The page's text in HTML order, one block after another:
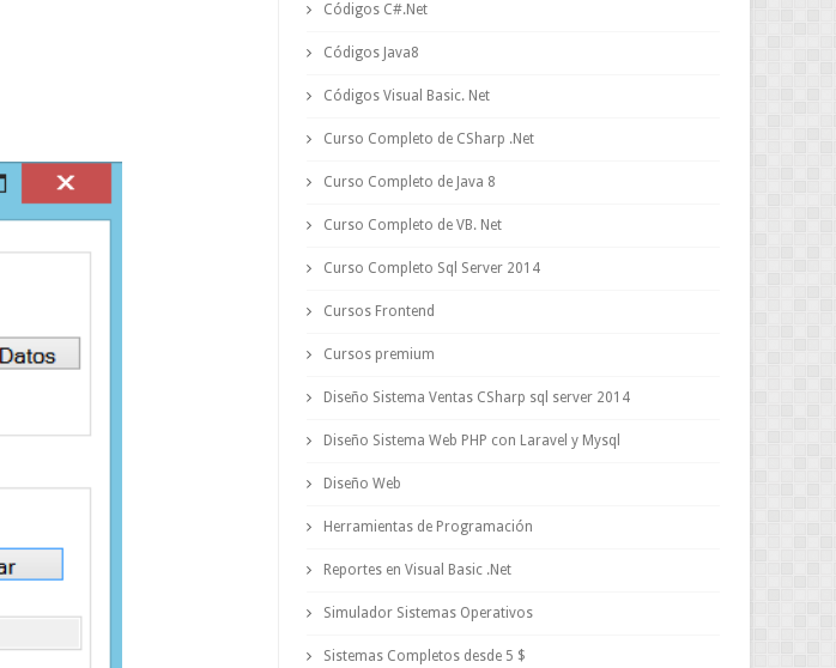
Códigos C#.Net
Códigos Java8
Códigos Visual Basic. Net
Curso Completo de CSharp .Net
Curso Completo de Java 8
Curso Completo de VB. Net
Curso Completo Sql Server 2014
Cursos Frontend
Cursos premium
Diseño Sistema Ventas CSharp sql server 2014
Diseño Sistema Web PHP con Laravel y Mysql
Diseño Web
Herramientas de Programación
Reportes en Visual Basic .Net
Simulador Sistemas Operativos
Sistemas Completos desde 5 $